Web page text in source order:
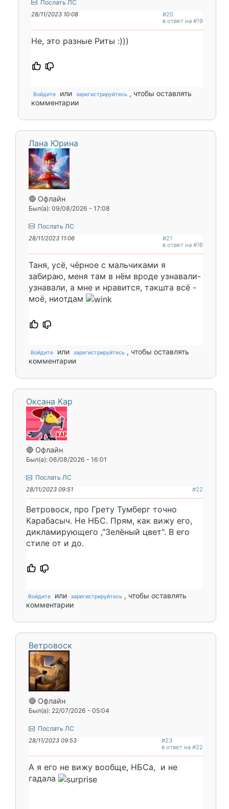
Послать ЛС
28/11/2023 10:08
#20
в ответ на #19
Не, это разные Риты :)))
Войдите или зарегистрируйтесь , чтобы оставлять
комментарии
Лана Юрина
🔴 Офлайн
Был(а): 09/08/2026 - 17:08
Послать ЛС
28/11/2023 11:06
#21
в ответ на #16
Таня, усё, чёрное с мальчиками я
забираю, меня там в нём вроде узнавали-
узнавали, а мне и нравится, такшта всё -
моё, ниотдам
Войдите или зарегистрируйтесь , чтобы оставлять
комментарии
Оксана Кар
🔴 Офлайн
Был(а): 06/08/2026 - 16:01
Послать ЛС
28/11/2023 09:51 #22
Ветровоск, про Грету Тумберг точно
Карабасыч. Не НБС. Прям, как вижу его,
дикламирующего ,"Зелёный цвет". В его
стиле от и до.
Войдите или зарегистрируйтесь , чтобы оставлять
комментарии
Ветровоск
🔴 Офлайн
Был(а): 22/07/2026 - 05:04
Послать ЛС
28/11/2023 09:53
#23
в ответ на #22
А я его не вижу вообще, НБСа, и не
гадала